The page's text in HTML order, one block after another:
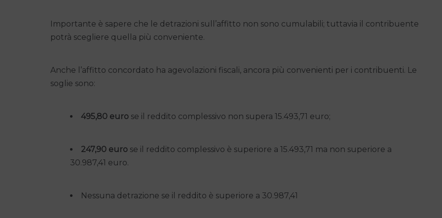
Importante è sapere che le detrazioni sull’affitto non sono cumulabili; tuttavia il contribuente
potrà scegliere quella più conveniente.
Anche l’affitto concordato ha agevolazioni fiscali, ancora più convenienti per i contribuenti. Le
soglie sono:
495,80 euro se il reddito complessivo non supera 15.493,71 euro;
247,90 euro se il reddito complessivo è superiore a 15.493,71 ma non superiore a
30.987,41 euro.
Nessuna detrazione se il reddito è superiore a 30.987,41